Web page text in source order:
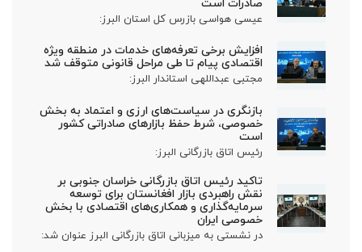
عیسی هواسی بازرس کل استان البرز:
افزایش برخی تعرفه‌های خدمات در منطقه ویژه
اقتصادی پیام تا طی مراحل قانونی متوقف شد
مجتبی عبداللهی استاندار البرز:
بازنگری در سیاست‌های ارزی و اعتماد به بخش
خصوصی، شرط حفظ بازارهای صادراتی کشور
است
رئیس اتاق بازرگانی البرز:
تاکید رئیس اتاق بازرگانی خراسان جنوبی بر
نقش راهبردی بازار افغانستان برای توسعه
سرمایه‌گذاری و همکاری‌های اقتصادی با بخش
خصوصی ایران
در نشستی به میزبانی اتاق بازرگانی البرز عنوان شد: